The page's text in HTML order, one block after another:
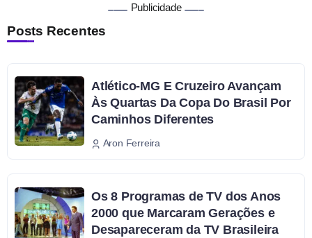
Publicidade
Posts Recentes
Atlético-MG E Cruzeiro Avançam
Às Quartas Da Copa Do Brasil Por
Caminhos Diferentes
Aron Ferreira
Os 8 Programas de TV dos Anos
2000 que Marcaram Gerações e
Desapareceram da TV Brasileira